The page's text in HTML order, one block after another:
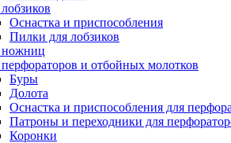
Оснастка и приспособления
Пилки для лобзиков
ножниц
и отбойных молотков
Буры
Долота
Оснастка и приспособления для
Патроны и переходники для
Коронки